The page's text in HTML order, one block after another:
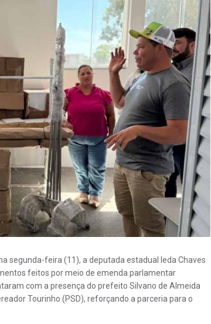
segunda-feira (11), a deputada estadual Ieda Chaves
feitos por meio de emenda parlamentar
com a presença do prefeito Silvano de Almeida
Tourinho (PSD), reforçando a parceria para o